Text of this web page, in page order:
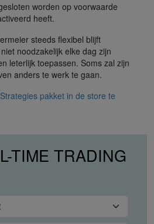
worden op voorwaarde
heeft.
steeds flexibel blijft
noodzakelijk elke dag zijn
leterlijk toepassen. Soms zal zijn
anders te werk te gaan.
pakket in de store te
TIME TRADING